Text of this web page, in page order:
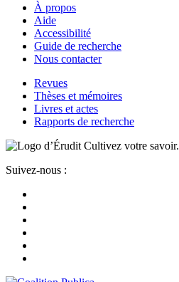
À propos
Aide
Accessibilité
Guide de recherche
Nous contacter
Revues
Thèses et mémoires
Livres et actes
Rapports de recherche
Cultivez votre savoir.
Suivez-nous :